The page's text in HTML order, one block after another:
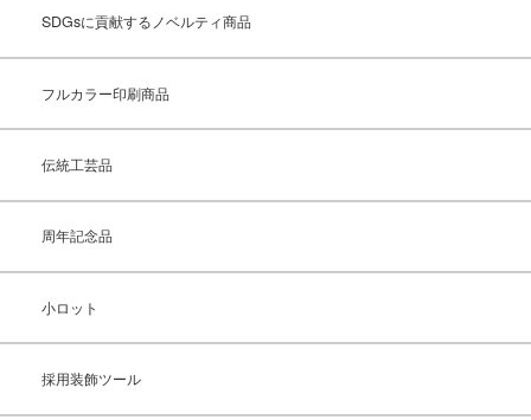
SDGsに貢献するノベルティ商品
フルカラー印刷商品
伝統工芸品
周年記念品
小ロット
採用装飾ツール